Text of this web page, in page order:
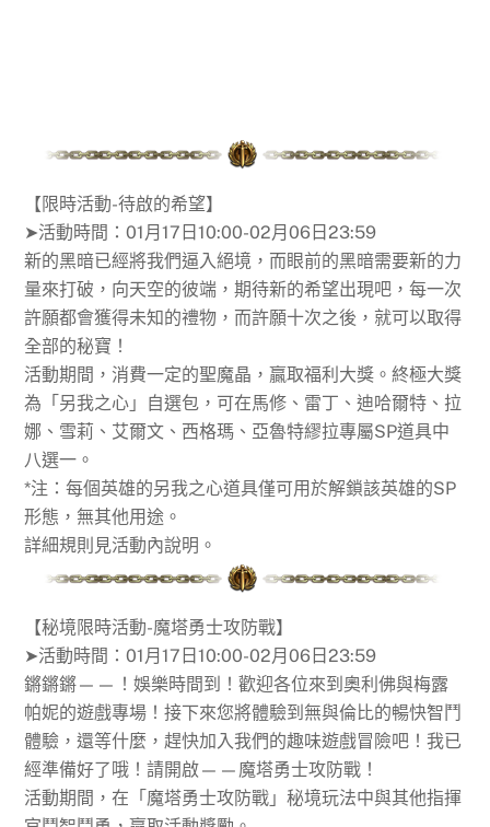
【限時活動-待啟的希望】
➤活動時間：01月17日10:00-02月06日23:59
新的黑暗已經將我們逼入絕境，而眼前的黑暗需要新的力
量來打破，向天空的彼端，期待新的希望出現吧，每一次
許願都會獲得未知的禮物，而許願十次之後，就可以取得
全部的秘寶！
活動期間，消費一定的聖魔晶，贏取福利大獎。終極大獎
為「另我之心」自選包，可在馬修、雷丁、迪哈爾特、拉
娜、雪莉、艾爾文、西格瑪、亞魯特繆拉專屬SP道具中
八選一。
*注：每個英雄的另我之心道具僅可用於解鎖該英雄的SP
形態，無其他用途。
詳細規則見活動內說明。
【秘境限時活動-魔塔勇士攻防戰】
➤活動時間：01月17日10:00-02月06日23:59
鏘鏘鏘——！娛樂時間到！歡迎各位來到奧利佛與梅露
帕妮的遊戲專場！接下來您將體驗到無與倫比的暢快智鬥
體驗，還等什麼，趕快加入我們的趣味遊戲冒險吧！我已
經準備好了哦！請開啟——魔塔勇士攻防戰！
活動期間，在「魔塔勇士攻防戰」秘境玩法中與其他指揮